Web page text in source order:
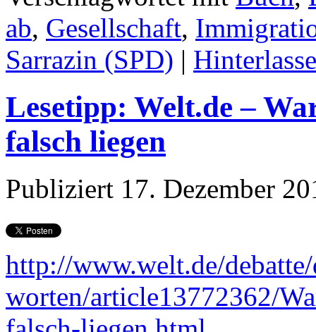
ab, Gesellschaft,
Sarrazin (SPD) |
Lesetipp: Welt.de –
falsch liegen
Publiziert 17. Dezember
http://www.welt.de/
worten/article13772362/